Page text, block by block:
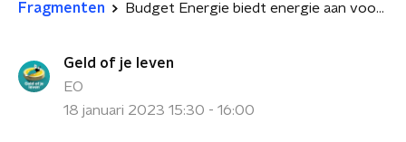
Fragmenten Budget Energie biedt energie aan voor prijzen onder het prijsplafond
Geld of je leven
EO
18 januari 2023 15:30 - 16:00